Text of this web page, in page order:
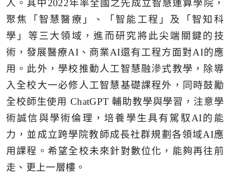
人。其中2022年率全國之先成立智慧運算學院，
聚焦「智慧醫療」、「智能工程」及「智知科
學」等三大領域，進而研究將此尖端關鍵的技
術，發展醫療AI、商業AI還有工程方面對AI的應
用。此外，學校推動人工智慧融滲式教學，除導
入全校大一必修人工智慧基礎課程外，同時鼓勵
全校師生使用 ChatGPT 輔助教學與學習，注意學
術誠信與學術倫理，培養學生具有駕馭AI的能
力，並成立跨學院教師成長社群規劃各領域AI應
用課程。希望全校未來針對數位化，能夠再往前
走、更上一層樓。